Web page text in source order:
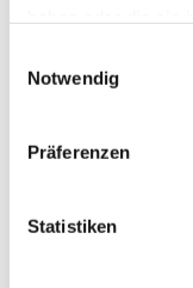
Notwendig
Präferenzen
Statistiken